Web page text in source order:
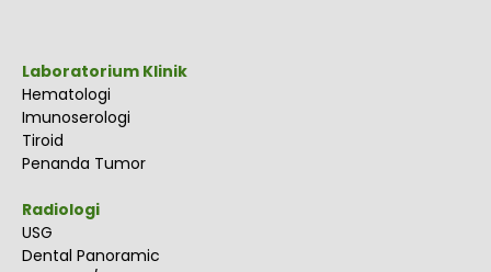
Laboratorium Klinik
Hematologi
Imunoserologi
Tiroid
Penanda Tumor
Radiologi
USG
Dental Panoramic